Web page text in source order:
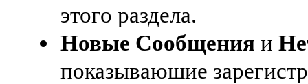
этого раздела.
Новые Сообщения и
показываюшие